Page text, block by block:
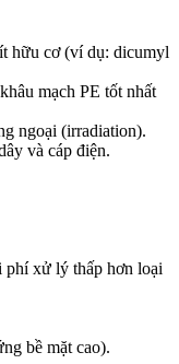
hữu cơ (ví dụ: dicumyl
mạch PE tốt nhất
ngoại (irradiation).
và cáp điện.
phí xử lý thấp hơn loại
bề mặt cao).